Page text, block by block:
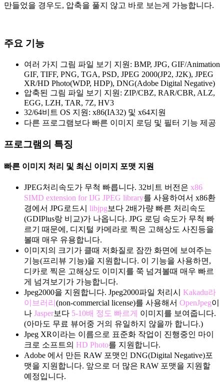
만들었을 경우도, 압축을 풀지 않고 바로 보는게 가능합니다.
주요 기능
여러 가지 그림 파일 보기 지원: BMP, JPG, GIF/Animation
GIF, TIFF, PNG, TGA, PSD, JPEG 2000(JP2, J2K), JPEG
XR/HD Photo(WDP, HDP), DNG(Adobe Digital Negative)
압축된 그림 파일 보기 지원: ZIP/CBZ, RAR/CBR, ALZ,
EGG, LZH, TAR, 7Z, HV3
32/64비트 OS 지원: x86(IA32) 및 x64지원
다른 프로그램보다 빠른 이미지 로딩 및 필터 기능 제공
프로그램의 특징
빠른 이미지 처리 및 최신 이미지 포맷 지원
JPEG처리속도가 무척 빠릅니다. 32비트 버전은 x86
SIMD extension for IJG JPEG library를 사용하여서 x86환
경에서 JPG로드시 libjpg 보다 2배가량 빠른 처리속도
(GDIPlus랑 비교)가 나옵니다. JPG 로딩 속도가 무척 빠
르기 때문에, 디지털 카메라로 찍은 고해상도 사진등을
볼때 매우 유용합니다.
이미지의 크기가 클때 저화질로 잠깐 화면에 보여주는
기능(프리뷰 기능)을 지원합니다. 이 기능을 사용하면,
디카로 찍은 고해상도 이미지를 쭉 넘겨볼때 매우 빠르
게 넘겨보기가 가능합니다.
Jpeg2000을 지원합니다. Jpeg2000파일 처리시 Kakadu라
이브러리 (non-commercial license)를 사용해서 OpenJpeg이
나 Jasper보다 5-10배 정도 빠르게 이미지를 보여줍니다.
(아마도 무료 뷰어중 거의 유일하지 않을까 합니다.)
Jpeg XR이라는 이름으로 표준화 작업이 진행중인 마이
크로 소프트의 HD Photo를 지원합니다.
Adobe 에서 만든 RAW 포맷인 DNG(Digital Negative)포
맷을 지원합니다. 앞으로 더 많은 RAW 포맷을 지원할
예정입니다.